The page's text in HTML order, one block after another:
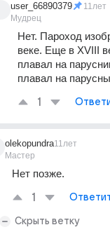
user_66890379
Мудрец
11лет
Нет. Пароход
веке. Еще в XVIII
плавал на
плавал на
1
olekopundra
Мастер
11лет
Нет позже.
1
Скрыть ветку